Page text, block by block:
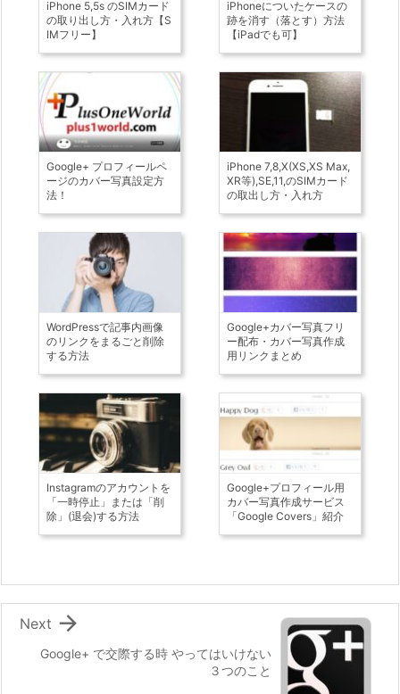
iPhone 5,5s のSIMカード
の取り出し方・入れ方【S
IMフリー】
iPhoneについたケースの
跡を消す（落とす）方法
【iPadでも可】
Google+ プロフィールペ
ージのカバー写真設定方
法！
iPhone 7,8,X(XS,XS Max,
XR等),SE,11,のSIMカード
の取出し方・入れ方
WordPressで記事内画像
のリンクをまるごと削除
する方法
Google+カバー写真フリ
ー配布・カバー写真作成
用リンクまとめ
Instagramのアカウントを
「一時停止」または「削
除」(退会)する方法
Google+プロフィール用
カバー写真作成サービス
「Google Covers」紹介
Google+ で交際する時 やってはいけない
３つのこと

Next